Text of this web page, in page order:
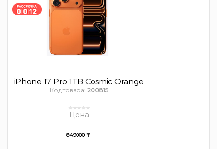
iPhone 17 Pro 1TB Cosmic Orange
Код товара: 200815
Цена
849000 ₸